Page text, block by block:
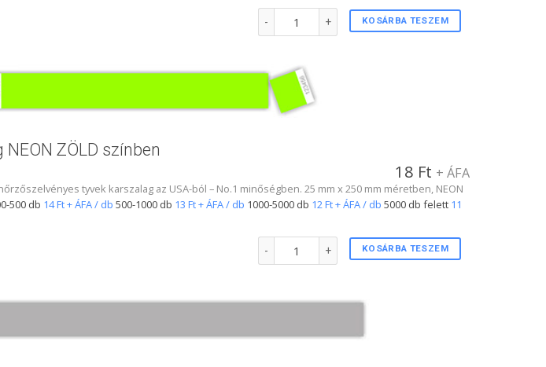
KOSÁRBA TESZEM
1"-s karszalag CITROMSÁRGA színben mennyiség
ZÖLD színben
18 Ft + ÁFA
tyvek karszalag az USA-ból – No.1 minőségben. 25 mm x 250 mm méretben, NEON
500 db 14 Ft + ÁFA / db 500-1000 db 13 Ft + ÁFA / db 1000-5000 db 12 Ft + ÁFA / db 5000 db felett 11
KOSÁRBA TESZEM
1"-s tőszelvényes karszalag NEON ZÖLD színben mennyiség